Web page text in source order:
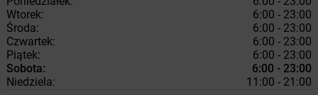
Wtorek:
6:00 - 23:00
Środa:
6:00 - 23:00
Czwartek:
6:00 - 23:00
Piątek:
6:00 - 23:00
Sobota:
6:00 - 23:00
Niedziela:
11:00 - 21:00